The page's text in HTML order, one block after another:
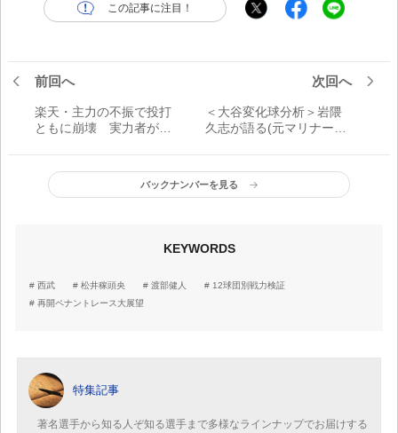
この記事に注目！
前回へ
楽天・主力の不振で投打
ともに崩壊 実力者が仕
球団別戦力検証
次回へ
＜大谷変化球分析＞岩隈
久志が語る(元マリナーズ
スイーパー 異次元の
「大谷ボール」
バックナンバーを見る
KEYWORDS
西武 松井稼頭央 渡部健人
12球団別戦力検証
再開ペナントレース大展望
特集記事
著名選手から知る人ぞ知る選手まで多様なラインナップでお届けする